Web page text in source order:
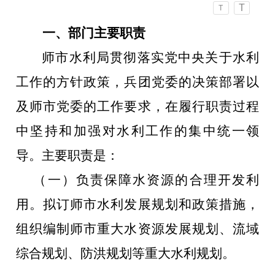
T T
一、部门主要职责
师市水利局贯彻落实党中央关于水利
工作的方针政策，兵团党委的决策部署以
及师市党委的工作要求，在履行职责过程
中坚持和加强对水利工作的集中统一领
导。主要职责是：
（一）负责保障水资源的合理开发利
用。拟订师市水利发展规划和政策措施，
组织编制师市重大水资源发展规划、流域
综合规划、防洪规划等重大水利规划。